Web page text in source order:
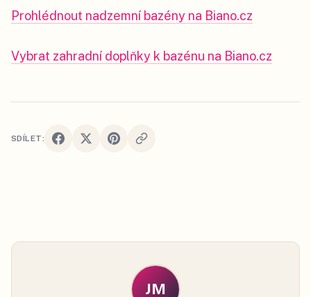
Prohlédnout nadzemní bazény na Biano.cz
Vybrat zahradní doplňky k bazénu na Biano.cz
SDÍLET:
JM